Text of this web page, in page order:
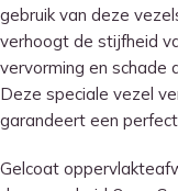
gebruik van deze
verhoogt de stijfheid
vervorming en schade
Deze speciale vezel
garandeert een
Gelcoat